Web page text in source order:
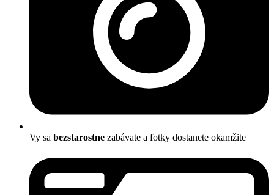
Vy sa bezstarostne zabávate a fotky dostanete okamžite